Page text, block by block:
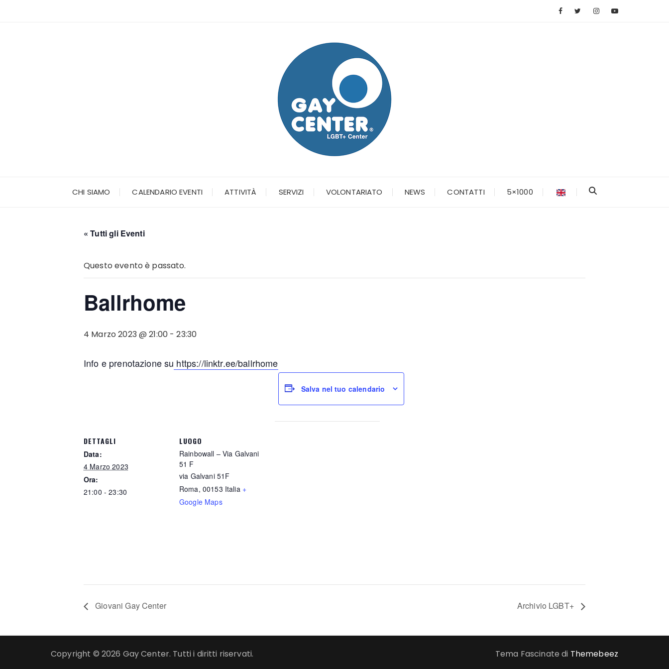
CHI SIAMO CALENDARIO EVENTI ATTIVITÀ SERVIZI VOLONTARIATO NEWS CONTATTI 5×1000
« Tutti gli Eventi
Questo evento è passato.
Ballrhome
4 Marzo 2023 @ 21:00 -23:30
Info e prenotazione su https://linktr.ee/ballrhome
Salva nel tuo calendario
DETTAGLI
Data:
4 Marzo 2023
Ora:
21:00 - 23:30
LUOGO
Rainbowall – Via Galvani
51 F
via Galvani 51F
Roma, 00153 Italia +
Google Maps
Giovani Gay Center Archivio LGBT+
Copyright © 2026 Gay Center. Tutti i diritti riservati. Tema Fascinate di Themebeez